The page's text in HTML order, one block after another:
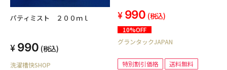
パティミスト ２００ｍｌ
990 (税込)
洗濯槽快SHOP
ス 飛沫 花粉 風邪 ほこり
990 (税込)
10%OFF
グランタックJAPAN
特別割引価格 送料無料